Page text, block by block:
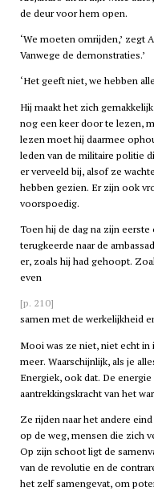
de deur voor hem open.
‘We moeten omrijden,’ zegt
Vanwege de demonstraties.’
‘Het geeft niet, we hebben
Hij maakt het zich
nog een keer door te lezen,
lezen moet hij daarmee
leden van de militaire politie
er verveeld bij, alsof ze
hebben gezien. Er zijn ook
voorspoedig.
Toen hij de dag na zijn
terugkeerde naar de
er, zoals hij had gehoopt.
even
[p. 210]
samen met de werkelijkheid
Mooi was ze niet, niet echt in
meer. Waarschijnlijk, als je
Energiek, ook dat. De
aantrekkingskracht van het
Ze rijden naar het andere
op de weg, mensen die zich
Op zijn schoot ligt de
van de revolutie en de
het zelf samengevat, om